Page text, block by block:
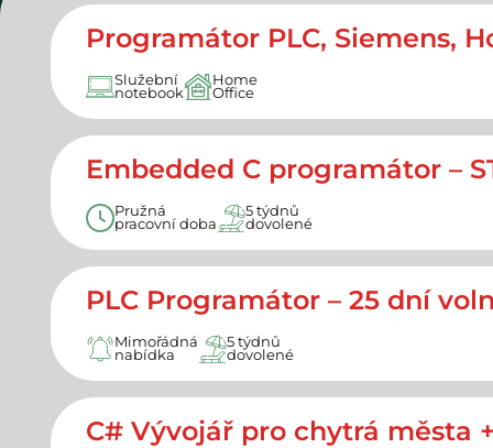
Programátor PLC, Siemens,
Služební
notebook
Home
Office
Embedded C programátor –
Pružná
pracovní doba
5 týdnů
dovolené
PLC Programátor – 25 dní
Mimořádná
nabídka
5 týdnů
dovolené
C# Vývojář pro chytrá města